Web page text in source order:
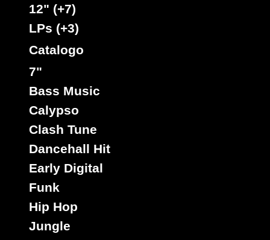
12" (+7)
LPs (+3)
Catalogo
7"
Bass Music
Calypso
Clash Tune
Dancehall Hit
Early Digital
Funk
Hip Hop
Jungle
Estilo :
05116
Sello :
Artista :